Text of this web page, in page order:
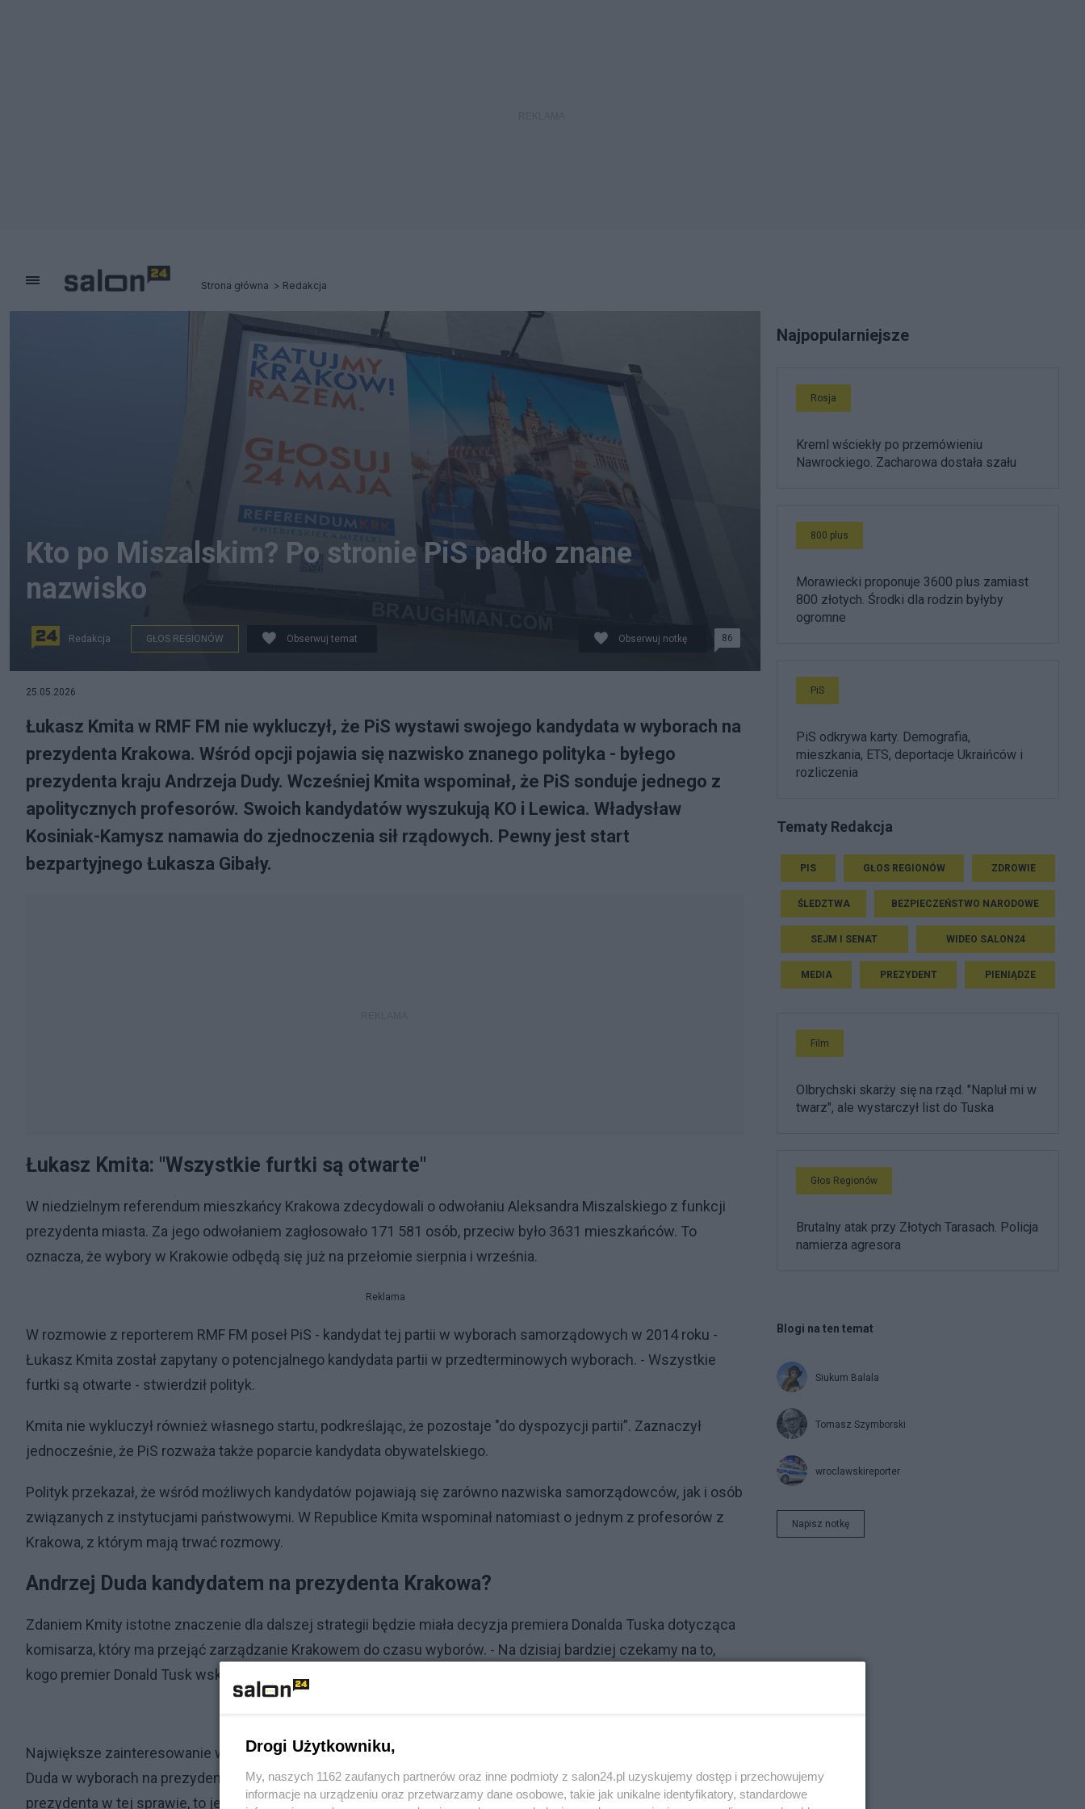
Strona główna Redakcja
Kto po Miszalskim? Po stronie PiS padło znane
nazwisko
Redakcja GŁOS REGIONÓW Obserwuj temat Obserwuj notkę 86
25.05.2026
Łukasz Kmita w RMF FM nie wykluczył, że PiS wystawi swojego kandydata w wyborach na
prezydenta Krakowa. Wśród opcji pojawia się nazwisko znanego polityka - byłego
prezydenta kraju Andrzeja Dudy. Wcześniej Kmita wspominał, że PiS sonduje jednego z
apolitycznych profesorów. Swoich kandydatów wyszukują KO i Lewica. Władysław
Kosiniak-Kamysz namawia do zjednoczenia sił rządowych. Pewny jest start
bezpartyjnego Łukasza Gibały.
Łukasz Kmita: "Wszystkie furtki są otwarte"
W niedzielnym referendum mieszkańcy Krakowa zdecydowali o odwołaniu Aleksandra Miszalskiego z funkcji
prezydenta miasta. Za jego odwołaniem zagłosowało 171 581 osób, przeciw było 3631 mieszkańców. To
oznacza, że wybory w Krakowie odbędą się już na przełomie sierpnia i września.
Reklama
W rozmowie z reporterem RMF FM poseł PiS - kandydat tej partii w wyborach samorządowych w 2014 roku -
Łukasz Kmita został zapytany o potencjalnego kandydata partii w przedterminowych wyborach. - Wszystkie
furtki są otwarte - stwierdził polityk.
Kmita nie wykluczył również własnego startu, podkreślając, że pozostaje "do dyspozycji partii”. Zaznaczył
jednocześnie, że PiS rozważa także poparcie kandydata obywatelskiego.
Polityk przekazał, że wśród możliwych kandydatów pojawiają się zarówno nazwiska samorządowców, jak i osób
związanych z instytucjami państwowymi. W Republice Kmita wspominał natomiast o jednym z profesorów z
Krakowa, z którym mają trwać rozmowy.
Andrzej Duda kandydatem na prezydenta Krakowa?
Zdaniem Kmity istotne znaczenie dla dalszej strategii będzie miała decyzja premiera Donalda Tuska dotycząca
komisarza, który ma przejąć zarządzanie Krakowem do czasu wyborów. - Na dzisiaj bardziej czekamy na to,
kogo premier Donald Tusk wskaże jako namiestnika w Krakowie - przyznał poseł PiS.
Największe zainteresowanie wzbudzą jednak słowa Łukasza Kmity dotyczące potencjalnego startu Andrzej
Duda w wyborach na prezydenta Krakowa. Poseł PiS przyznał, że choć nie zna publicznych deklaracji
prezydenta w tej sprawie, to jego kandydatura byłaby "bardzo mocna”. - Gdyby taka kandydatura się pojawiła, to
Najpopularniejsze
Rosja
Kreml wściekły po przemówieniu
Nawrockiego. Zacharowa dostała szału
800 plus
Morawiecki proponuje 3600 plus zamiast
800 złotych. Środki dla rodzin byłyby
ogromne
PiS
PiS odkrywa karty. Demografia,
mieszkania, ETS, deportacje Ukraińców i
rozliczenia
Tematy Redakcja
PIS GŁOS REGIONÓW ZDROWIE
ŚLEDZTWA BEZPIECZEŃSTWO NARODOWE
SEJM I SENAT WIDEO SALON24
MEDIA PREZYDENT PIENIĄDZE
Film
Olbrychski skarży się na rząd. "Napluł mi w
twarz", ale wystarczył list do Tuska
Głos Regionów
Brutalny atak przy Złotych Tarasach. Policja
namierza agresora
Blogi na ten temat
Siukum Balala
Tomasz Szymborski
wroclawskireporter
Napisz notkę
Drogi Użytkowniku,
My, naszych 1162 zaufanych partnerów oraz inne podmioty z salon24.pl uzyskujemy dostęp i przechowujemy
informacje na urządzeniu oraz przetwarzamy dane osobowe, takie jak unikalne identyfikatory, standardowe